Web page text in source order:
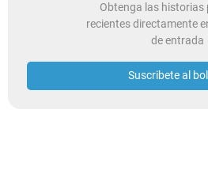
Obtenga las historias
recientes directamente
de entrada
Suscribete al